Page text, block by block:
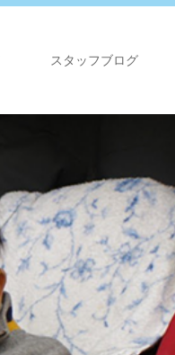
スタッフブログ